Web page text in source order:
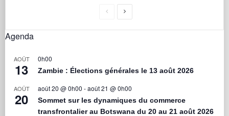
Agenda
AOÛT
13
0h00
Zambie : Élections générales le 13 août 2026
AOÛT
20
août 20 @ 0h00 -août 21 @ 0h00
Sommet sur les dynamiques du commerce
transfrontalier au Botswana du 20 au 21 août 2026